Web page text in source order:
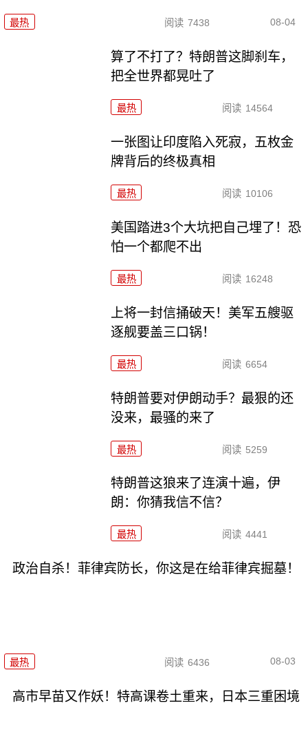
最热 阅读 7438 08-04
算了不打了？特朗普这脚刹车，
把全世界都晃吐了
最热 阅读 14564
一张图让印度陷入死寂，五枚金
牌背后的终极真相
最热 阅读 10106
美国踏进3个大坑把自己埋了！恐
怕一个都爬不出
最热 阅读 16248
上将一封信捅破天！美军五艘驱
逐舰要盖三口锅！
最热 阅读 6654
特朗普要对伊朗动手？最狠的还
没来，最骚的来了
最热 阅读 5259
特朗普这狼来了连演十遍，伊
朗：你猜我信不信？
最热 阅读 4441
政治自杀！菲律宾防长，你这是在给菲律宾掘墓！
最热 阅读 6436 08-03
高市早苗又作妖！特高课卷土重来，日本三重困境